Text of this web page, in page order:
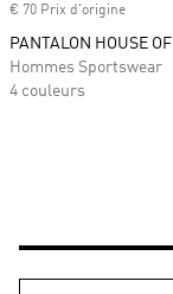
€ 70 Prix d'origine
PANTALON HOUSE
Hommes Sportswear
4 couleurs